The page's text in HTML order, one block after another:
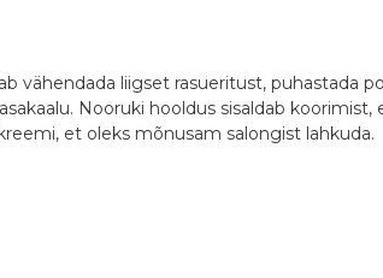
vähendada liigset rasueritust,
Nooruki hooldus sisaldab
et oleks mõnusam salongist lahkuda.